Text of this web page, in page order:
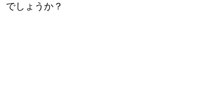
でしょうか？